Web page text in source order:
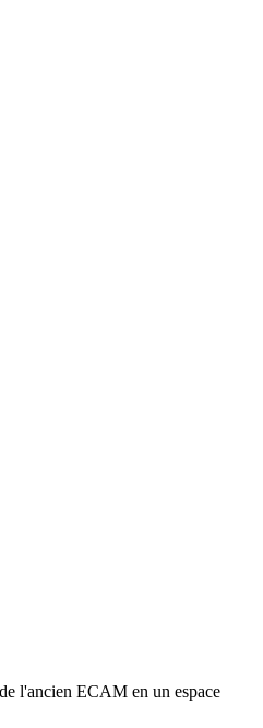
l'ancien ECAM en un espace